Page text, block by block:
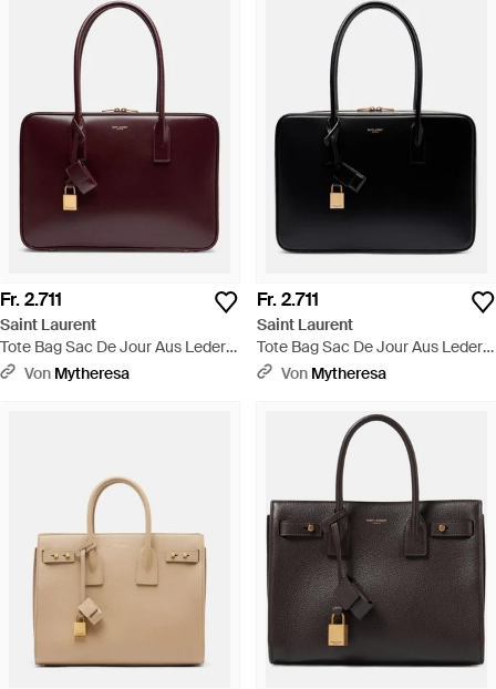
Fr. 2.711
Saint Laurent
Tote Bag Sac De Jour Aus Leder -
RotVon Mytheresa
Fr. 2.711
Saint Laurent
Tote Bag Sac De Jour Aus Leder -
Schwarz
Von Mytheresa